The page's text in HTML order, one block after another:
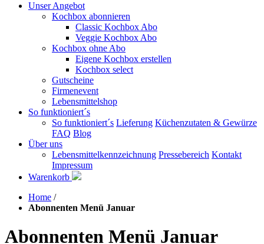
Unser Angebot
Kochbox abonnieren
Classic Kochbox Abo
Veggie Kochbox Abo
Kochbox ohne Abo
Eigene Kochbox erstellen
Kochbox select
Gutscheine
Firmenevent
Lebensmittelshop
So funktioniert´s
So funktioniert´s Lieferung Küchenzutaten & Gewürze
FAQ Blog
Über uns
Lebensmittelkennzeichnung Pressebereich Kontakt
Impressum
Warenkorb
Home /
Abonnenten Menü Januar
Abonnenten Menü Januar